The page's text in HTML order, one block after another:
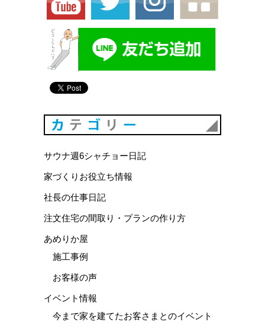
サウナ週6シャチョー日記
家づくりお役立ち情報
社長の仕事日記
注文住宅の間取り・プランの作り方
あめりか屋
施工事例
お客様の声
イベント情報
今まで家を建てたお客さまとのイベント